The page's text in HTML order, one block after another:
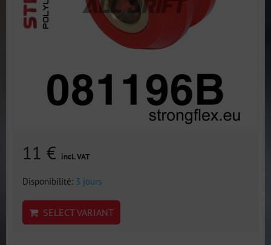
11 € incl. VAT
Disponibilité: 3 jours
SELECT VARIANT